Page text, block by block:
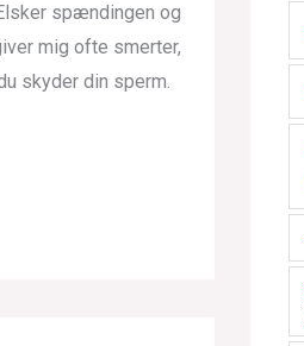
spændingen og
mig ofte smerter,
skyder din sperm.